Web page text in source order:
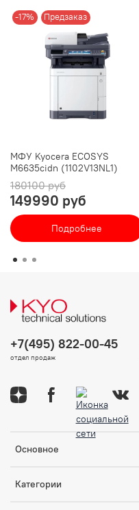
-17% Предзаказ
МФУ Kyocera ECOSYS
M6635cidn (1102V13NL1)
180100 руб
149990 руб
Подробнее
Основное
Категории
+7(495) 822-00-45
отдел продаж